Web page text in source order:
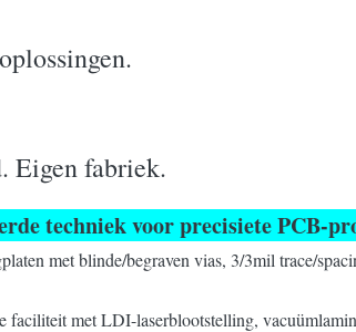
Eigen fabriek.
techniek voor precisiete PCB-
met blinde/begraven vias, 3/3mil trace/
met LDI-laserblootstelling,